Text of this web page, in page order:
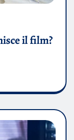
il film?